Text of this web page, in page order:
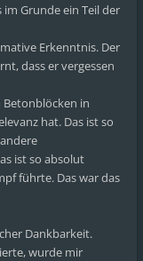
Grunde ein Teil der
Erkenntnis. Der
dass er vergessen
Betonblöcken in
hat. Das ist so
ist so absolut
führte. Das war das
Dankbarkeit.
wurde mir